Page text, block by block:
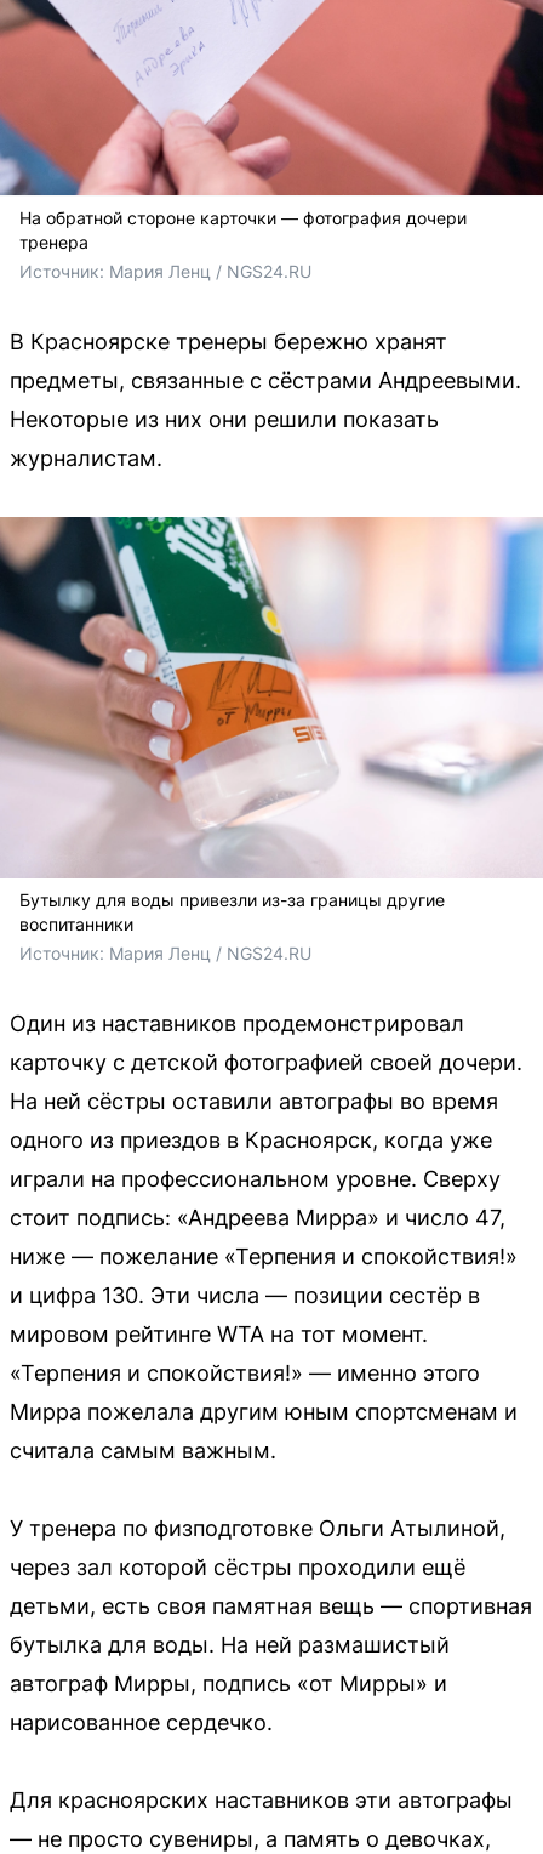
На обратной стороне карточки — фотография дочери
тренера
Источник: Мария Ленц / NGS24.RU
В Красноярске тренеры бережно хранят
предметы, связанные с сёстрами Андреевыми.
Некоторые из них они решили показать
журналистам.
Бутылку для воды привезли из-за границы другие
воспитанники
Источник: Мария Ленц / NGS24.RU
Один из наставников продемонстрировал
карточку с детской фотографией своей дочери.
На ней сёстры оставили автографы во время
одного из приездов в Красноярск, когда уже
играли на профессиональном уровне. Сверху
стоит подпись: «Андреева Мирра» и число 47,
ниже — пожелание «Терпения и спокойствия!»
и цифра 130. Эти числа — позиции сестёр в
мировом рейтинге WTA на тот момент.
«Терпения и спокойствия!» — именно этого
Мирра пожелала другим юным спортсменам и
считала самым важным.
У тренера по физподготовке Ольги Атылиной,
через зал которой сёстры проходили ещё
детьми, есть своя памятная вещь — спортивная
бутылка для воды. На ней размашистый
автограф Мирры, подпись «от Мирры» и
нарисованное сердечко.
Для красноярских наставников эти автографы
— не просто сувениры, а память о девочках,